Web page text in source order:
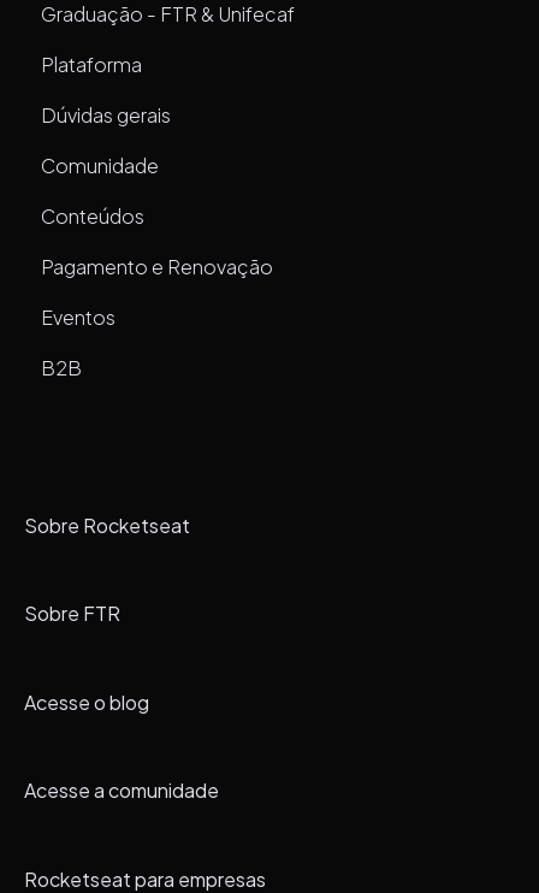
Graduação - FTR & Unifecaf
Plataforma
Dúvidas gerais
Comunidade
Conteúdos
Pagamento e Renovação
Eventos
B2B
Sobre Rocketseat
Sobre FTR
Acesse o blog
Acesse a comunidade
Rocketseat para empresas